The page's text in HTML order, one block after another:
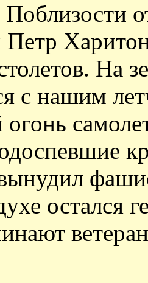
На
с нашим
остался